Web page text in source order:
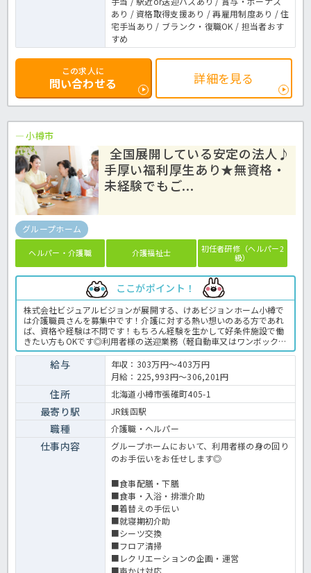
あり / 資格取得支援あり / 再雇用制度あり / 住
宅手当あり / ブランク・復職OK / 担当者おす
すめ
この求人に
問い合わせる 詳細を見る
小樽市
全国展開している安定の法人♪
手厚い福利厚生あり★無資格・
未経験でもご...
グループホーム
ヘルパー・介護職 介護福祉士
初任者研修（ヘルパー2
級）
ここがポイント！
株式会社ビジュアルビジョンが展開する、けあビジョンホーム小樽で
は介護職員さんを募集中です！介護に対する熱い想いのある方であれ
ば、資格や経験は不問です！もちろん経験を生かして好条件施設で働
きたい方もOKです◎利用者様の送迎業務（軽自動車又はワンボックス
AT車使用）がありますが、運転に不安のある方は相談に応じます！ご
興味のある方はお気軽にほっ介護までお問い合わせください☆グルー
プホームでの介護業務全般です。 ＜介護職 正職員 グループホーム
給与
年収：303万円～403万円
月給：225,993円～306,201円
住所 北海道小樽市張碓町405-1
最寄り駅 JR銭函駅
職種 介護職・ヘルパー
仕事内容
グループホームにおいて、利用者様の身の回り
のお手伝いをお任せします◎
■食事配膳・下膳
■食事・入浴・排泄介助
■着替えの手伝い
■就寝期初介助
■シーツ交換
■フロア清掃
■レクリエーションの企画・運営
■声かけ対応